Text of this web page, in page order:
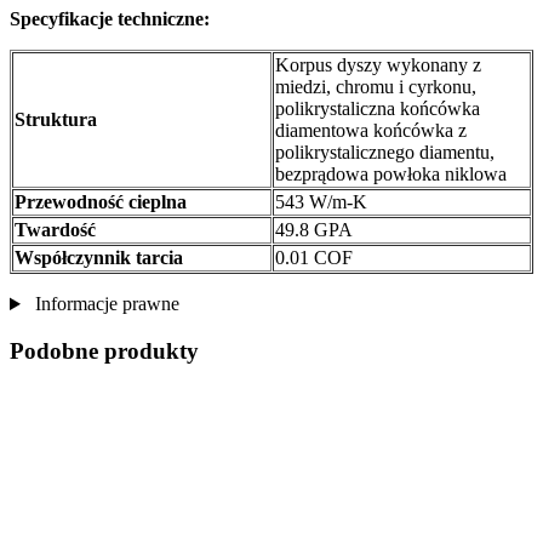
Specyfikacje techniczne:
Struktura
Korpus dyszy wykonany z
miedzi, chromu i cyrkonu,
polikrystaliczna końcówka
diamentowa końcówka z
polikrystalicznego diamentu,
bezprądowa powłoka niklowa
Przewodność cieplna
543 W/m-K
Twardość
49.8 GPA
Współczynnik tarcia
0.01 COF
Informacje prawne
Podobne produkty